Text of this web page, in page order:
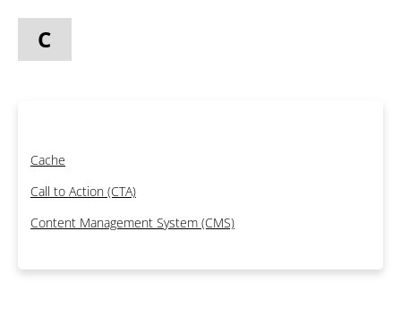
C
Cache
Call to Action (CTA)
Content Management System (CMS)